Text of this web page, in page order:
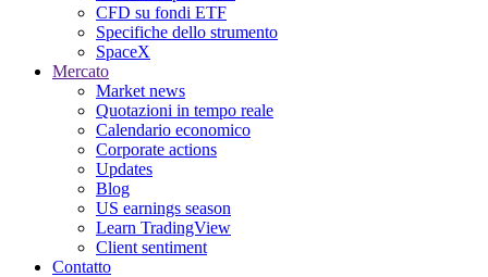
CFD su fondi ETF
Specifiche dello strumento
SpaceX
Mercato
Market news
Quotazioni in tempo reale
Calendario economico
Corporate actions
Updates
Blog
US earnings season
Learn TradingView
Client sentiment
Contatto